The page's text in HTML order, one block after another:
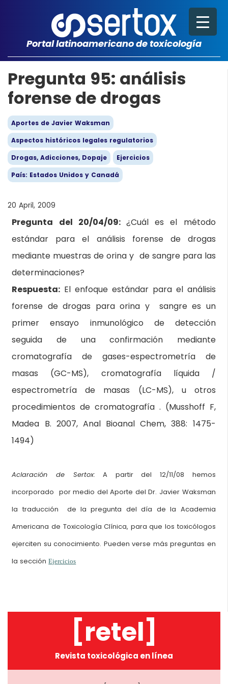
Portal latinoamericano de toxicología
Pregunta 95: análisis
forense de drogas
Aportes de Javier Waksman
Aspectos históricos legales regulatorios
Drogas, Adicciones, Dopaje
Ejercicios
País: Estados Unidos y Canadá
20 April, 2009
Pregunta del 20/04/09: ¿Cuál es el método
estándar para el análisis forense de drogas
mediante muestras de orina y de sangre para las
determinaciones?
Respuesta: El enfoque estándar para el análisis
forense de drogas para orina y sangre es un
primer ensayo inmunológico de detección
seguida de una confirmación mediante
cromatografía de gases-espectrometría de
masas (GC-MS), cromatografía líquida /
espectrometría de masas (LC-MS), u otros
procedimientos de cromatografía . (Musshoff F,
Madea B. 2007, Anal Bioanal Chem, 388: 1475-
1494)
Aclaración de Sertox: A partir del 12/11/08 hemos
incorporado por medio del Aporte del Dr. Javier Waksman
la traducción de la pregunta del día de la Academia
Americana de Toxicología Clínica, para que los toxicólogos
ejerciten su conocimiento. Pueden verse más preguntas en
la secciónEjercicios
[retel]
Revista toxicológica en línea